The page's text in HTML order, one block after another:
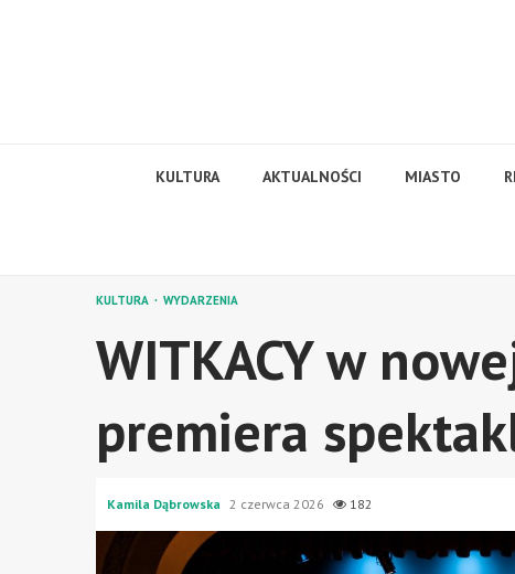
KULTURA AKTUALNOŚCI MIASTO
KULTURA WYDARZENIA
WITKACY w
premiera
Kamila Dąbrowska 2 czerwca 2026 182